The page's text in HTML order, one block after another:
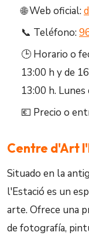
🌐 Web oficial:
📞 Teléfono:
🕒 Horario o
13:00 h y de
13:00 h. Lunes
💶 Precio o
Centre d'Art
Situado en la
l'Estació es un
arte. Ofrece una
de fotografía,